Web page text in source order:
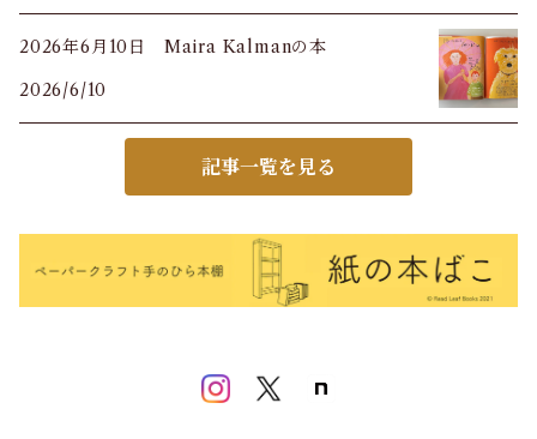
2026年6月10日 Maira Kalmanの本
2026/6/10
記事一覧を見る